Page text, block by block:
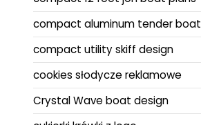
compact aluminum tender boat
compact utility skiff design
cookies słodycze reklamowe
Crystal Wave boat design